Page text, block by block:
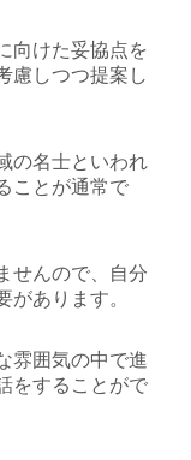
向けた妥協点を
慮しつつ提案し
の名士といわれ
ことが通常で
せんので、自分
あります。
雰囲気の中で進
をすることがで